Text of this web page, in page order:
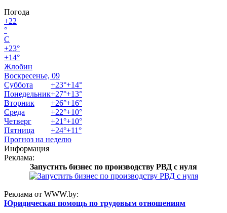
Погода
+22
°
C
+23°
+14°
Жлобин
Воскресенье, 09
Суббота
+23°+14°
Понедельник+27°+13°
Вторник
+26°+16°
Среда
+22°+10°
Четверг
+21°+10°
Пятница
+24°+11°
Прогноз на неделю
Информация
Реклама:
Запустить бизнес по производству РВД с нуля
Реклама от WWW.by:
Юридическая помощь по трудовым отношениям